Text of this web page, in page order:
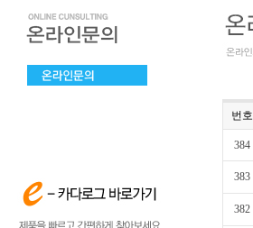
번호
384
383
382